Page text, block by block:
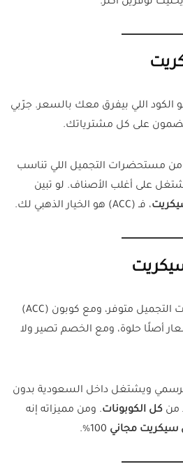
الكود اللي بيفرق معك بالسعر. جرّبي
من مستحضرات التجميل اللي تناسب
على أغلب الأصناف. لو تبين
، فـ (ACC) هو الخيار الذهبي لك.
كل اللي ودك فيه من منتجات التجميل متوفر، ومع كوبون (ACC)
خصم 5%. الأسعار أصلًا حلوة، ومع الخصم تصير ولا
ويشتغل داخل السعودية بدون
من كل الكوبونات. ومن مميزاته إنه
سيكريت مجاني